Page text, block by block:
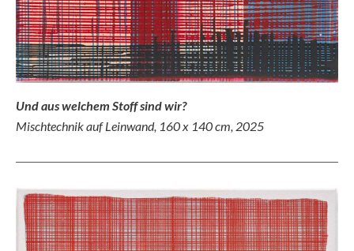
Und aus welchem Stoff sind wir?
Mischtechnik auf Leinwand, 160 x 140 cm, 2025